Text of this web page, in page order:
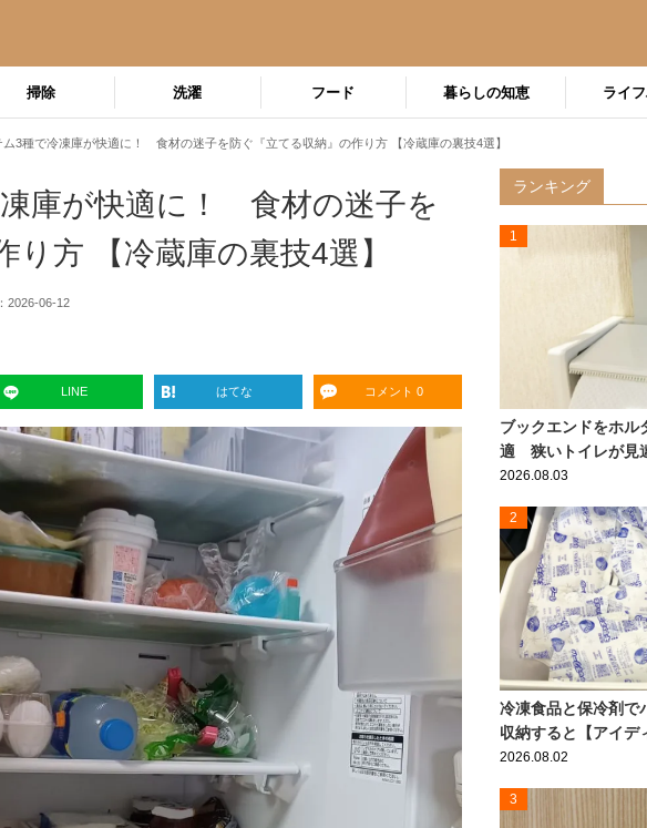
掃除 洗濯 フード 暮らしの知恵 ライ
ム3種で冷凍庫が快適に！ 食材の迷子を防ぐ『立てる収納』の作り方 【冷蔵庫の裏技4選】
庫が快適に！ 食材の迷子を
方 【冷蔵庫の裏技4選】
2026-06-12
LINE はてな コメント 0
ランキング
1
ブックエンドをホル
適 狭いトイレが見
2026.08.03
2
冷凍食品と保冷剤
収納すると【アイデ
2026.08.02
3